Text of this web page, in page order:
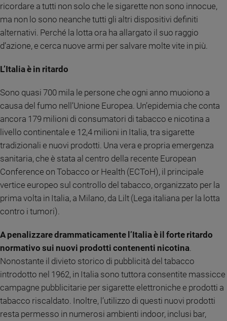
Cultura
e
2026
Tv
Famiglia
ed
Genitori
Scuola
giovani
Adolescenza
Bioetica
ricordare a tutti non solo che le sigarette non sono innocue,
ma non lo sono neanche tutti gli altri dispositivi definiti
alternativi. Perché la lotta ora ha allargato il suo raggio
d’azione, e cerca nuove armi per salvare molte vite in più.
L’Italia è in ritardo
Sono quasi 700 mila le persone che ogni anno muoiono a
causa del fumo nell’Unione Europea. Un’epidemia che conta
ancora 179 milioni di consumatori di tabacco e nicotina a
livello continentale e 12,4 milioni in Italia, tra sigarette
tradizionali e nuovi prodotti. Una vera e propria emergenza
sanitaria, che è stata al centro della recente European
Conference on Tobacco or Health (ECToH), il principale
vertice europeo sul controllo del tabacco, organizzato per la
prima volta in Italia, a Milano, da Lilt (Lega italiana per la lotta
contro i tumori).
A penalizzare drammaticamente l’Italia è il forte ritardo
normativo sui nuovi prodotti contenenti nicotina
Nonostante il divieto storico di pubblicità del tabacco
introdotto nel 1962, in Italia sono tuttora consentite massicce
campagne pubblicitarie per sigarette elettroniche e prodotti a
tabacco riscaldato. Inoltre, l’utilizzo di questi nuovi prodotti
resta permesso in numerosi ambienti indoor, inclusi bar,